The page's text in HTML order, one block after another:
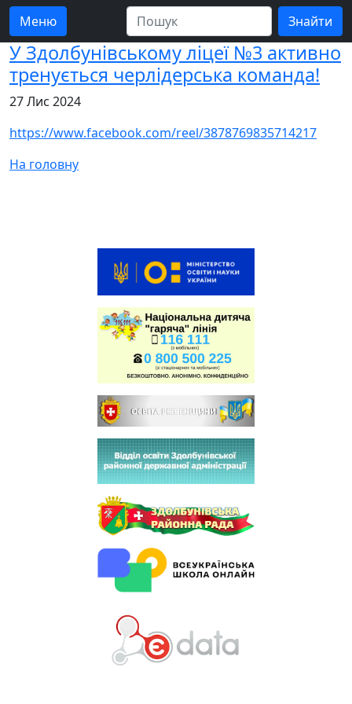
Меню
У Здолбунівському ліцеї №3 активно
тренується черлідерська команда!
27 Лис 2024
https://www.facebook.com/reel/3878769835714217
На головну